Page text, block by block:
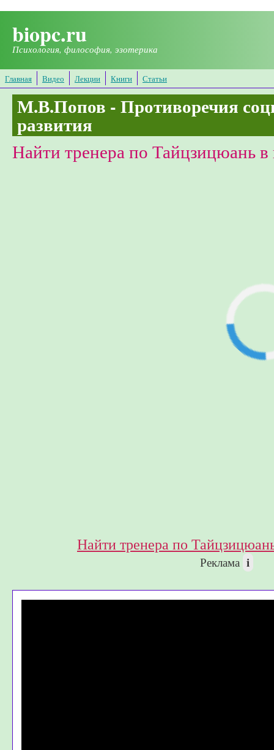
biopc.ru
Психология, философия, эзотерика
Главная Видео Лекции Книги Статьи
М.В.Попов - Противоречия
развития
Найти тренера по Тайцзицюань
Найти тренера по
Реклама i